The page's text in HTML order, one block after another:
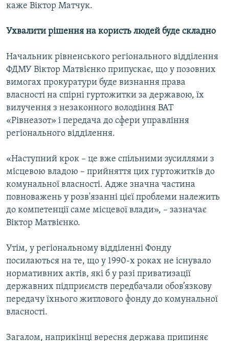
каже Віктор Матчук.
Ухвалити рішення на користь людей буде складно
Начальник рівненського регіонального відділення
ФДМУ Віктор Матвієнко припускає, що у позовних
вимогах прокуратури буде визнання права
власності на спірні гуртожитки за державою, їх
вилучення з незаконного володіння ВАТ
«Рівнеазот» і передача до сфери управління
регіонального відділення.
«Наступний крок – це вже спільними зусиллями з
місцевою владою – прийняття цих гуртожитків до
комунальної власності. Адже значна частина
повноважень у розв'язанні цієї проблеми належить
до компетенції саме місцевої влади», – зазначає
Віктор Матвієнко.
Утім, у регіональному відділенні Фонду
посилаються на те, що у 1990-х роках не існувало
нормативних актів, які б у разі приватизації
державних підприємств передбачали обов’язкову
передачу їхнього житлового фонду до комунальної
власності.
Загалом, наприкінці вересня держава припиняє